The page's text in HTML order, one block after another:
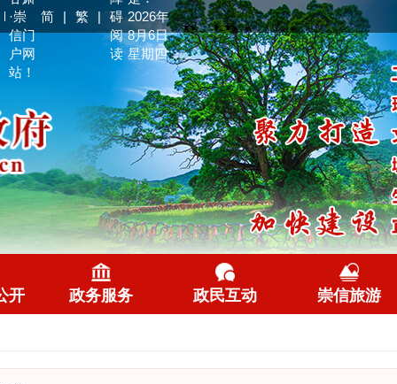
·崇
信门
户网
站！
简 | 繁 |
碍
阅
读
2026年
8月6日
星期四
开 政务服务 政民互动 崇信旅游